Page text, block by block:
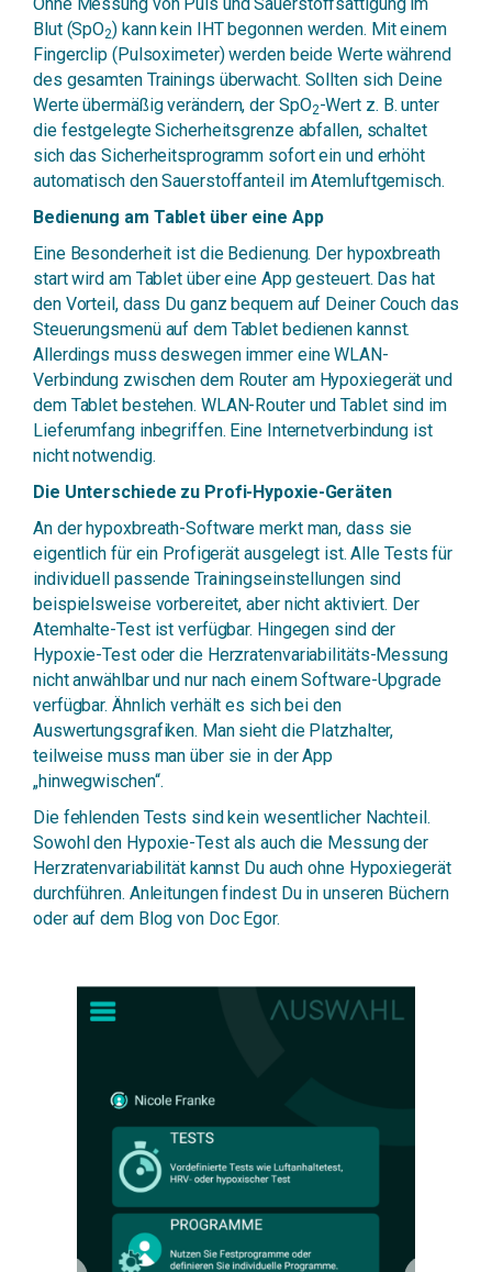
Blut (SpO2) kann kein IHT begonnen werden. Mit einem
Fingerclip (Pulsoximeter) werden beide Werte während
des gesamten Trainings überwacht. Sollten sich Deine
Werte übermäßig verändern, der SpO2-Wert z. B. unter
die festgelegte Sicherheitsgrenze abfallen, schaltet
sich das Sicherheitsprogramm sofort ein und erhöht
automatisch den Sauerstoffanteil im Atemluftgemisch.
Bedienung am Tablet über eine App
Eine Besonderheit ist die Bedienung. Der hypoxbreath
start wird am Tablet über eine App gesteuert. Das hat
den Vorteil, dass Du ganz bequem auf Deiner Couch das
Steuerungsmenü auf dem Tablet bedienen kannst.
Allerdings muss deswegen immer eine WLAN-
Verbindung zwischen dem Router am Hypoxiegerät und
dem Tablet bestehen. WLAN-Router und Tablet sind im
Lieferumfang inbegriffen. Eine Internetverbindung ist
nicht notwendig.
Die Unterschiede zu Profi-Hypoxie-Geräten
An der hypoxbreath-Software merkt man, dass sie
eigentlich für ein Profigerät ausgelegt ist. Alle Tests für
individuell passende Trainingseinstellungen sind
beispielsweise vorbereitet, aber nicht aktiviert. Der
Atemhalte-Test ist verfügbar. Hingegen sind der
Hypoxie-Test oder die Herzratenvariabilitäts-Messung
nicht anwählbar und nur nach einem Software-Upgrade
verfügbar. Ähnlich verhält es sich bei den
Auswertungsgrafiken. Man sieht die Platzhalter,
teilweise muss man über sie in der App
„hinwegwischen“.
Die fehlenden Tests sind kein wesentlicher Nachteil.
Sowohl den Hypoxie-Test als auch die Messung der
Herzratenvariabilität kannst Du auch ohne Hypoxiegerät
durchführen. Anleitungen findest Du in unseren Büchern
oder auf dem Blog von Doc Egor.